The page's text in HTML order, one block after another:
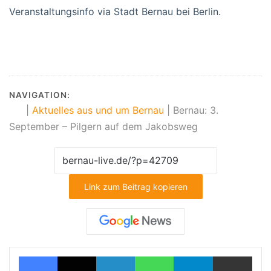
Veranstaltungsinfo via Stadt Bernau bei Berlin.
NAVIGATION:
Aktuelles aus und um Bernau
Bernau: 3.
September – Pilgern auf dem Jakobsweg
Link zum Beitrag kopieren
FacebookX LinkedIn WhatsAppTelegramTeilen via E-Mail